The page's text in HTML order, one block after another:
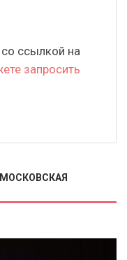
ссылкой на
запросить